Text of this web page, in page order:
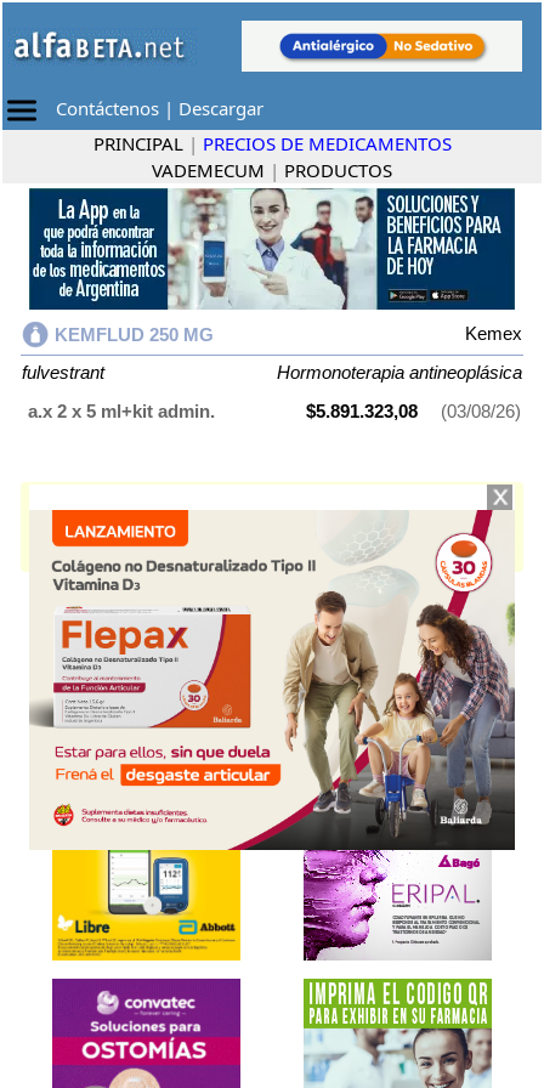
Contáctenos | Descargar
PRINCIPAL | PRECIOS DE MEDICAMENTOS
VADEMECUM | PRODUCTOS
KEMFLUD 250 MG
Kemex
fulvestrant
Hormonoterapia antineoplásica
a.x 2 x 5 ml+kit admin.
$5.891.323,08 (03/08/26)
Hormonoterapia antineoplásica
Kemex
y cuenta con
1 presentación disponible.
Explorar más
Otros productos con
fulvestrant
Otros productos de